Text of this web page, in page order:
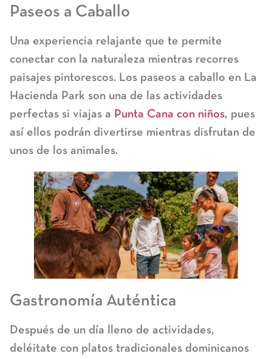
Paseos a Caballo
Una experiencia relajante que te permite
conectar con la naturaleza mientras recorres
paisajes pintorescos. Los paseos a caballo en La
Hacienda Park son una de las actividades
perfectas si viajas a Punta Cana con niños, pues
así ellos podrán divertirse mientras disfrutan de
unos de los animales.
Gastronomía Auténtica
Después de un día lleno de actividades,
deléitate con platos tradicionales dominicanos